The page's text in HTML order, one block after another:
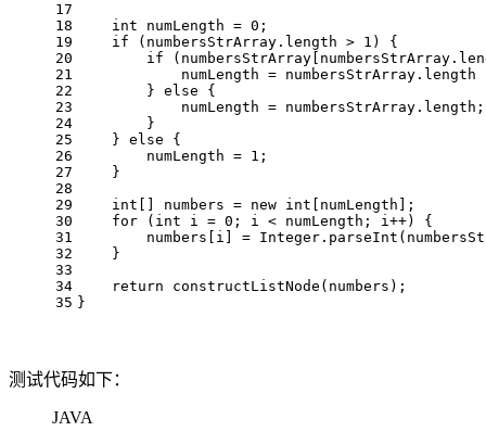
17
18
19
20
21
22
23
24
25
26
27
28
29
30
31
32
33
34
35
int
numLength = 0 ;
if (numbersStrArray.length > 1 ) {
if
numLength =
        }
else {
            numLength = numbersStrArray.length;
        }
    }
else {
        numLength =
1 ;
    }
int [] numbers = new int [numLength];
for ( int i = 0 ; i < numLength; i++) {
numbers[i] =
    }
return constructListNode(numbers);
}
测试代码如下：
JAVA